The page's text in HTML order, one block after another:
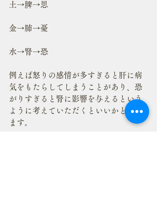
土→脾→思
金→肺→憂
水→腎→恐
例えば怒りの感情が多すぎると肝に病
気をもたらしてしまうことがあり、恐
がりすぎると腎に影響を与えるという
ように考えていただくといいかと思い
ます。